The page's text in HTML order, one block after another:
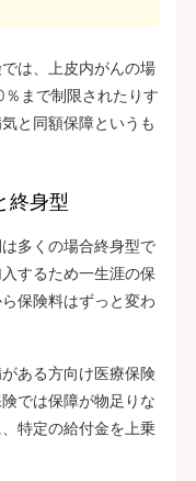
は、上皮内がんの場
まで制限されたりす
と同額保障というも
終身型
多くの場合終身型で
するため一生涯の保
保険料はずっと変わ
ある方向け医療保険
では保障が物足りな
特定の給付金を上乗